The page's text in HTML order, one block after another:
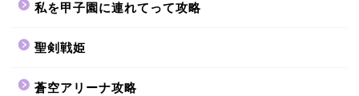
私を甲子園に連れてって攻略
聖剣戦姫
蒼空アリーナ攻略